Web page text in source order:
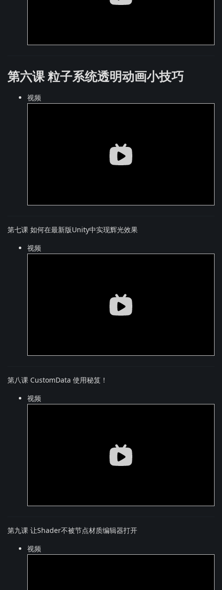
第六课 粒子系统透明动画小技巧
视频
第七课 如何在最新版Unity中实现辉光效果
视频
第八课 CustomData 使用秘笈！
视频
第九课 让Shader不被节点材质编辑器打开
视频